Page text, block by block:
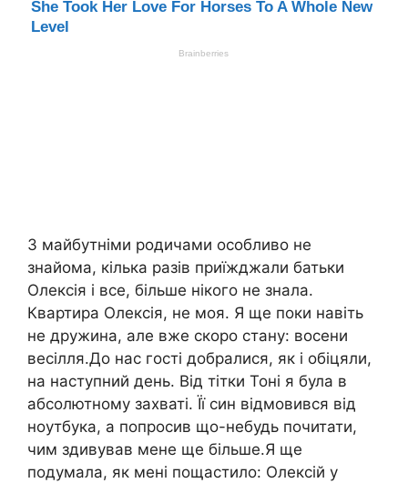
З майбутніми родичами особливо не
знайома, кілька разів приїжджали батьки
Олексія і все, більше нікого не знала.
Квартира Олексія, не моя. Я ще поки навіть
не дружина, але вже скоро стану: восени
весілля.До нас гості добралися, як і обіцяли,
на наступний день. Від тітки Тоні я була в
абсолютному захваті. Її син відмовився від
ноутбука, а попросив що-небудь почитати,
чим здивував мене ще більше.Я ще
подумала, як мені пощастило: Олексій у